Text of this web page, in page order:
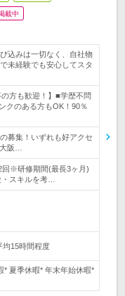
載中
込みは一切なく、自社物
未経験でも安心してスタ
の方も歓迎！】■学歴不問
クのある方もOK！90％
募集！いずれも好アクセ
阪…
回※研修期間(最長3ヶ月)
スキルを考…
15時間程度
* 夏季休暇* 年末年始休暇*